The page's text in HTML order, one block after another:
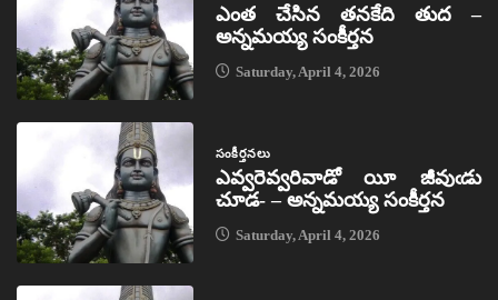
ఎంత చేసిన తనకేది తుద –
అన్నమయ్య సంకీర్తన
Saturday, April 4, 2026
సంకీర్తనలు
ఎవ్వరెవ్వరివాడో యీ జీవుఁడు
చూడ- – అన్నమయ్య సంకీర్తన
Saturday, April 4, 2026